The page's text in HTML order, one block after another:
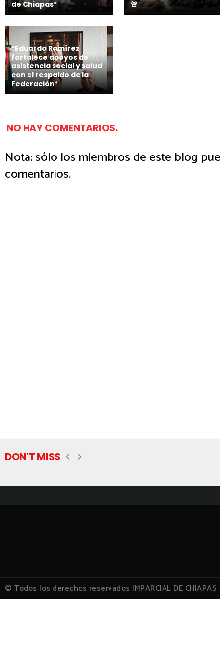
de Chiapas*
🚨
*Eduardo Ramírez
fortalece apoyos de
asistencia social y salud
con el respaldo de la
Federación*
NO HAY COMENTARIOS.
Nota: sólo los miembros de este blog
comentarios.
DON'T MISS
© Todos los derechos reservados IMPARCIAL DE CHIAPAS